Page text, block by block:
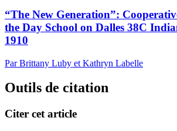
“The New Generation”:
the Day School on Dalles 38C
1910
Par Brittany Luby et Kathryn Labelle
Outils de citation
Citer cet article